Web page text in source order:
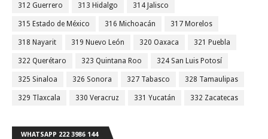
312 Guerrero 313 Hidalgo 314 Jalisco
315 Estado de México 316 Michoacán 317 Morelos
318 Nayarit 319 Nuevo León 320 Oaxaca 321 Puebla
322 Querétaro 323 Quintana Roo 324 San Luis Potosí
325 Sinaloa 326 Sonora 327 Tabasco 328 Tamaulipas
329 Tlaxcala 330 Veracruz 331 Yucatán 332 Zacatecas
WHATSAPP 222 3986 144